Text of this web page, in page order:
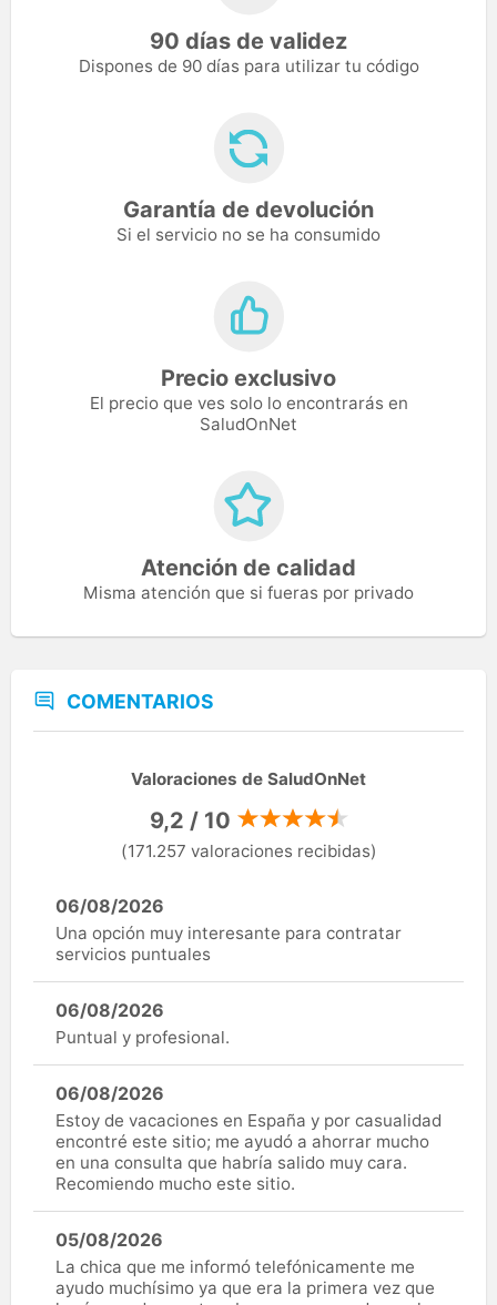
90 días de validez
Dispones de 90 días para utilizar tu código
Garantía de devolución
Si el servicio no se ha consumido
Precio exclusivo
El precio que ves solo lo encontrarás en
SaludOnNet
Atención de calidad
Misma atención que si fueras por privado
COMENTARIOS
Valoraciones de SaludOnNet
9,2 / 10
(171.257 valoraciones recibidas)
06/08/2026
Una opción muy interesante para contratar
servicios puntuales
06/08/2026
Puntual y profesional.
06/08/2026
Estoy de vacaciones en España y por casualidad
encontré este sitio; me ayudó a ahorrar mucho
en una consulta que habría salido muy cara.
Recomiendo mucho este sitio.
05/08/2026
La chica que me informó telefónicamente me
ayudo muchísimo ya que era la primera vez que